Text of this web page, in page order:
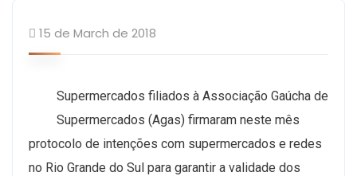
15 de March de 2018
Supermercados filiados à Associação Gaúcha de
Supermercados (Agas) firmaram neste mês
protocolo de intenções com supermercados e redes
no Rio Grande do Sul para garantir a validade dos